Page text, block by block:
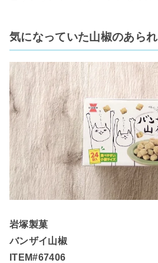
気になっていた山椒のあられ
岩塚製菓
バンザイ山椒
ITEM#67406